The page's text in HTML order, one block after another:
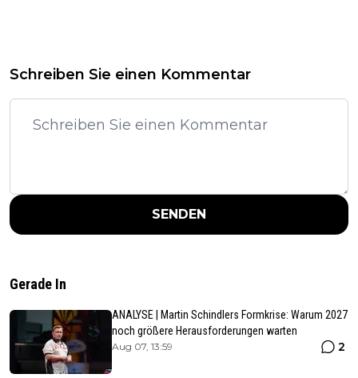
Schreiben Sie einen Kommentar
SENDEN
Gerade In
ANALYSE | Martin Schindlers Formkrise: Warum 2027
noch größere Herausforderungen warten
Aug 07, 13:59 2